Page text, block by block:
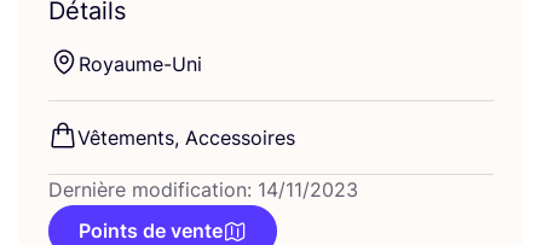
Détails
Royaume-Uni
Vête­ments, Accessoires
Dernière modification: 14/11/2023
Points de vente